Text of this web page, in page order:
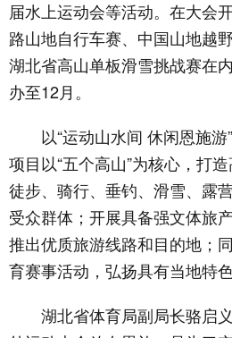
届水上运动会等活动。在大会
路山地自行车赛、中国山地越
湖北省高山单板滑雪挑战赛在
办至12月。
以“运动山水间 休闲恩施游
项目以“五个高山”为核心，打
徒步、骑行、垂钓、滑雪、露
受众群体；开展具备强文体旅
推出优质旅游线路和目的地；
育赛事活动，弘扬具有当地特
湖北省体育局副局长骆启